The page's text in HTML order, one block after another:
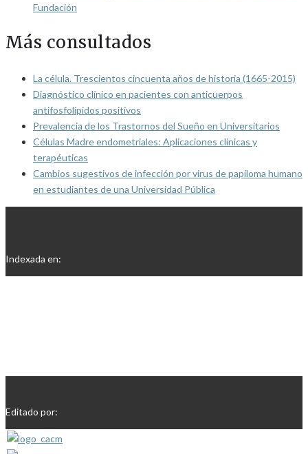
Fundación
Más consultados
La célula. Trescientos cincuenta años de historia (1665-2015)
Diagnóstico clínico en pacientes con anticuerpos
antifosfolípidos positivos
Prevalencia de los Trastornos del Sueño en Universitarios
Células Madre endometriales: Aplicaciones clínicas y
terapéuticas
Cambios sugestivos de infección por virus de papiloma humano
en estudiantes de una Universidad Pública
Indexada en:
Editado por: